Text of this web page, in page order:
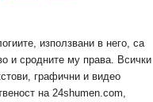
използвани в него, са
и сродните му права. Всички
графични и видео
на 24shumen.com,